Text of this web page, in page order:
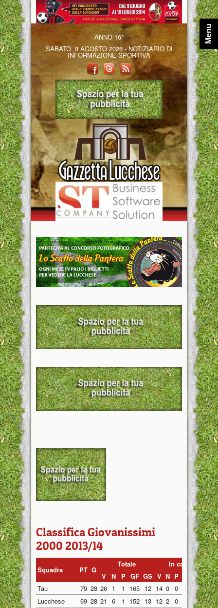
ANNO 16°
SABATO, 8 AGOSTO 2026 - NOTIZIARIO DI
INFORMAZIONE SPORTIVA
Classifica Giovanissimi
2000 2013/14
Squadra PT G
Totale In casa
V
N P GF GS V N P GF GS V
Tau
79 28 26 1 1 165 12 14 0 0 96 3 12
Lucchese
69 28 21 6 1 152 13 12 2 0 90 4 9
Menu